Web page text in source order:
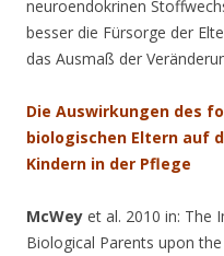
neuroendokrinen
besser die Fürsorge der
das Ausmaß der
Die Auswirkungen des
biologischen Eltern auf
Kindern in der Pflege
McWey et al. 2010 in: The
Biological Parents upon